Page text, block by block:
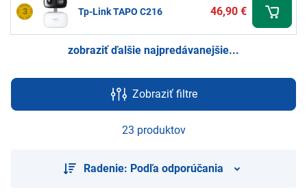
3 Tp-Link TAPO C216 46,90 €
zobraziť ďalšie najpredávanejšie...
Zobraziť filtre
23 produktov
Radenie: Podľa odporúčania